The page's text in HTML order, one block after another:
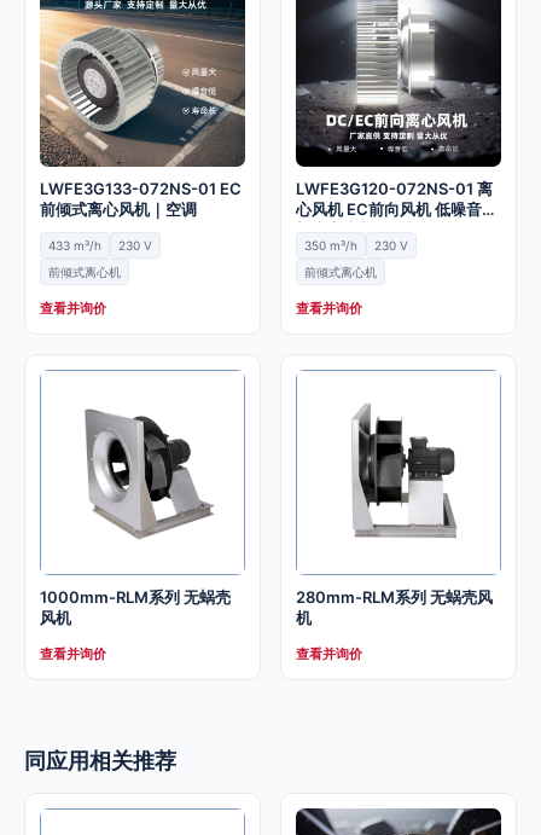
LWFE3G133-072NS-01 EC
前倾式离心风机｜空调
433 m³/h
230 V
前倾式离心机
查看并询价
LWFE3G120-072NS-01 离
心风机 EC前向风机 低噪音无
蜗壳室内新风风机
350 m³/h
230 V
前倾式离心机
查看并询价
1000mm-RLM系列 无蜗壳
风机
查看并询价
280mm-RLM系列 无蜗壳风
机
查看并询价
同应用相关推荐